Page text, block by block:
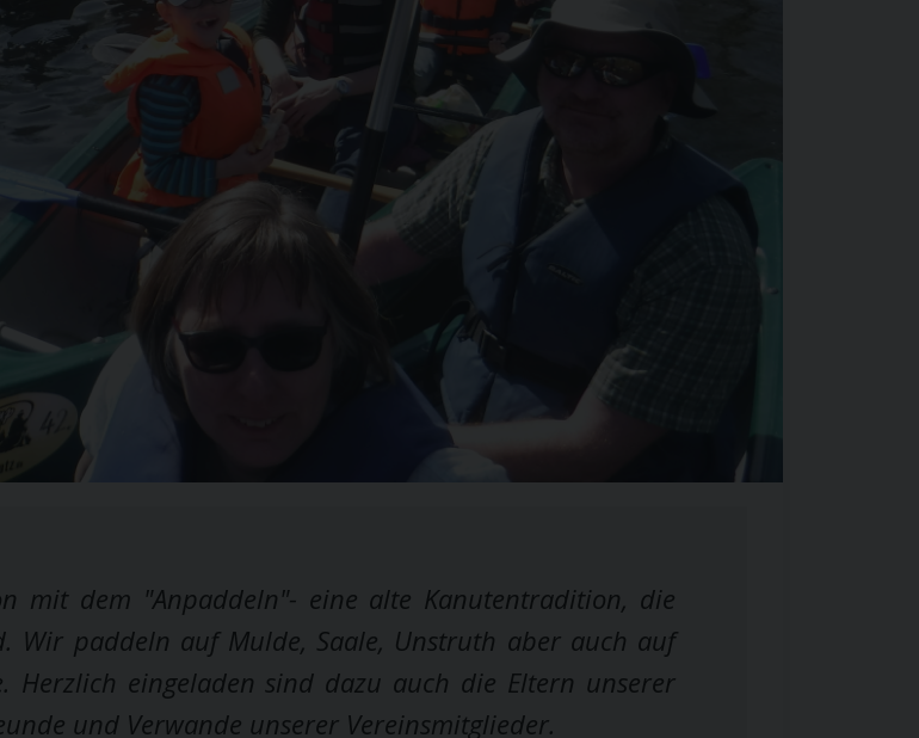
mit dem "Anpaddeln"- eine alte Kanutentradition, die
Wir paddeln auf Mulde, Saale, Unstruth aber auch auf
Herzlich eingeladen sind dazu auch die Eltern unserer
und Verwande unserer Vereinsmitglieder.